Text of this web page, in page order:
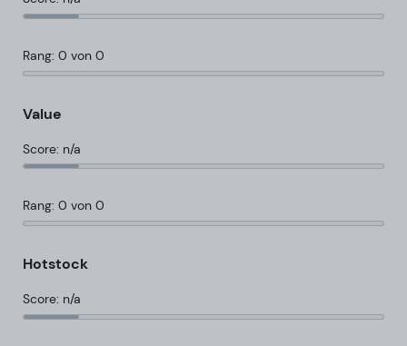
Rang: 0 von 0
Value
Score: n/a
Rang: 0 von 0
Hotstock
Score: n/a